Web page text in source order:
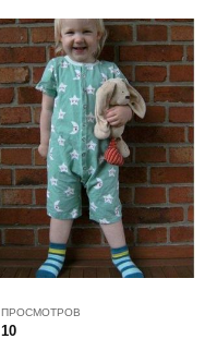
ПРОСМОТРОВ
10